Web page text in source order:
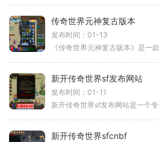
传奇世界元神复古版本
发布时间：01-13
新开传奇世界sf发布网站
发布时间：01-11
新开传奇世界sfcnbf